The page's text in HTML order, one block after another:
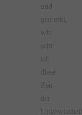
und
gemerkt,
wie
sehr
ich
diese
Zeit
der
Ungewissheit